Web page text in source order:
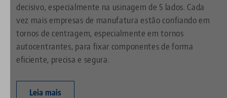
decisivo, especialmente na usinagem de 5 lados. Cada
vez mais empresas de manufatura estão confiando em
tornos de centragem, especialmente em tornos
autocentrantes, para fixar componentes de forma
eficiente, precisa e segura.
Leia mais